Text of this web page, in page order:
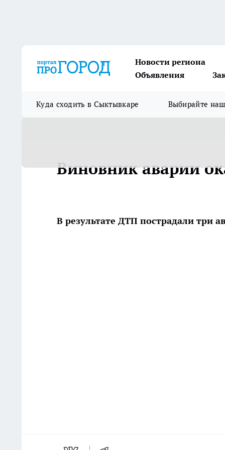
Новости региона
Объявления
Куда сходить в Сыктывкаре Выбирайте
Виновник аварии
В результате ДТП пострадали три